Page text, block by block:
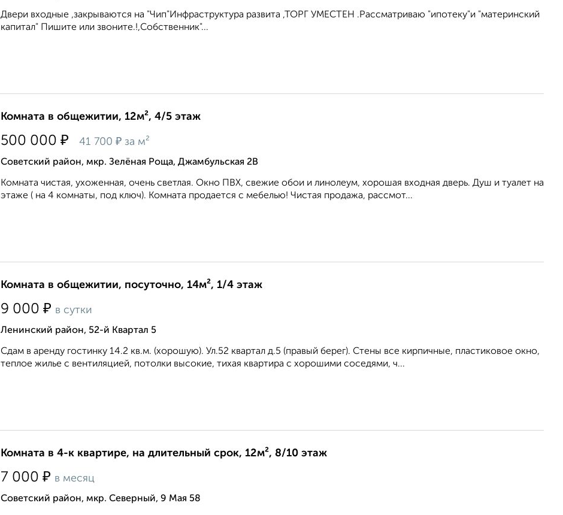
Двери входные ,закрываются на "Чип"Инфраструктура развита ,ТОРГ УМЕСТЕН .Рассматриваю "ипотеку"и "материнский
капитал" Пишите или звоните.!,Собственник"...
Комната в общежитии, 12м², 4/5 этаж
500 000 ₽ 41 700 ₽ за м²
Советский район, мкр. Зелёная Роща, Джамбульская 2В
Комната чистая, ухоженная, очень светлая. Окно ПВХ, свежие обои и линолеум, хорошая входная дверь. Душ и туалет на
этаже ( на 4 комнаты, под ключ). Комната продается с мебелью! Чистая продажа, рассмот...
Комната в общежитии, посуточно, 14м², 1/4 этаж
9 000 ₽ в сутки
Ленинский район, 52-й Квартал 5
Сдам в аренду гостинку 14.2 кв.м. (хорошую). Ул.52 квартал д.5 (правый берег). Стены все кирпичные, пластиковое окно,
теплое жилье с вентиляцией, потолки высокие, тихая квартира с хорошими соседями, ч...
Комната в 4-к квартире, на длительный срок, 12м², 8/10 этаж
7 000 ₽ в месяц
Советский район, мкр. Северный, 9 Мая 58